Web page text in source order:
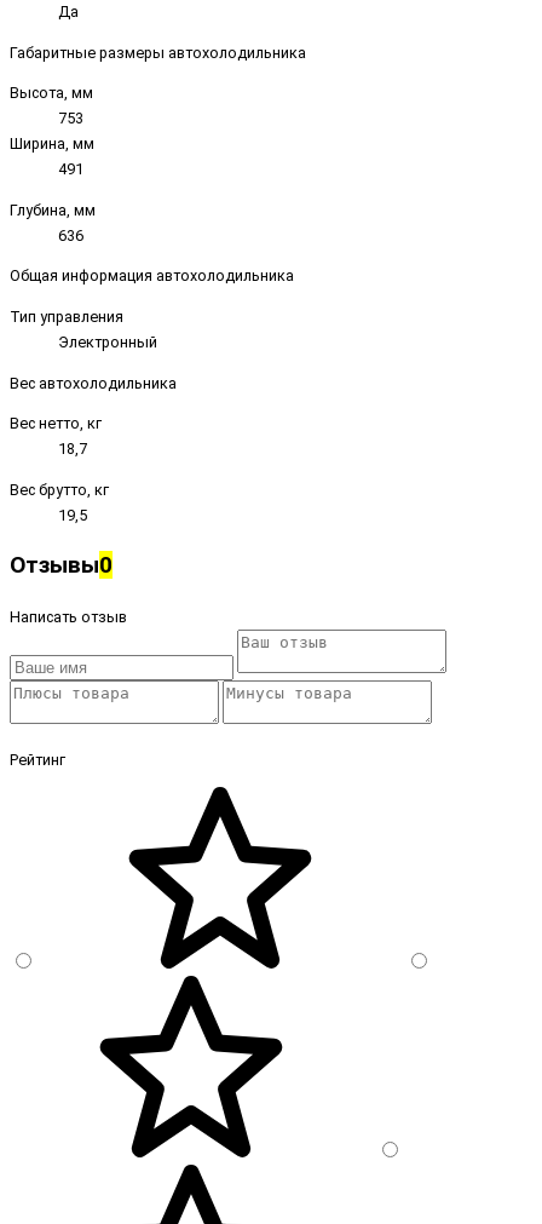
Да
Габаритные размеры автохолодильника
Высота, мм
753
Ширина, мм
491
Глубина, мм
636
Общая информация автохолодильника
Тип управления
Электронный
Вес автохолодильника
Вес нетто, кг
18,7
Вес брутто, кг
19,5
Отзывы0
Написать отзыв
Рейтинг